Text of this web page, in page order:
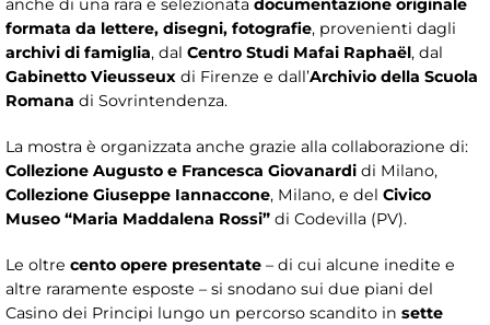
anche di una rara e selezionata documentazione originale
formata da lettere, disegni, fotografie, provenienti dagli
archivi di famiglia, dal Centro Studi Mafai Raphaël, dal
Gabinetto Vieusseux di Firenze e dall’Archivio della Scuola
Romana di Sovrintendenza.
La mostra è organizzata anche grazie alla collaborazione di:
Collezione Augusto e Francesca Giovanardi di Milano,
Collezione Giuseppe Iannaccone, Milano, e del Civico
Museo “Maria Maddalena Rossi” di Codevilla (PV).
Le oltre cento opere presentate – di cui alcune inedite e
altre raramente esposte – si snodano sui due piani del
Casino dei Principi lungo un percorso scandito in sette